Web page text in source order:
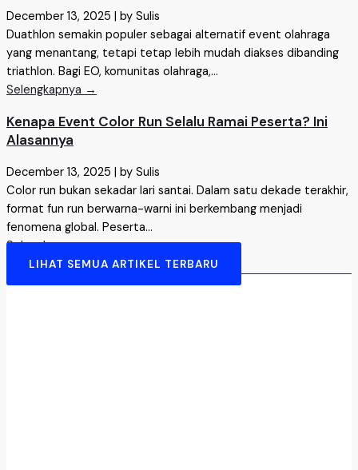
December 13, 2025
by Sulis
Duathlon semakin populer sebagai alternatif event olahraga
yang menantang, tetapi tetap lebih mudah diakses dibanding
triathlon. Bagi EO, komunitas olahraga,...
Selengkapnya →
Kenapa Event Color Run Selalu Ramai Peserta? Ini
Alasannya
December 13, 2025
by Sulis
Color run bukan sekadar lari santai. Dalam satu dekade terakhir,
format fun run berwarna-warni ini berkembang menjadi
fenomena global. Peserta...
Selengkapnya →
LIHAT SEMUA ARTIKEL TERBARU